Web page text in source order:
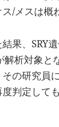
/メスは概
果、SRY
析対象と
の研究員
判定して